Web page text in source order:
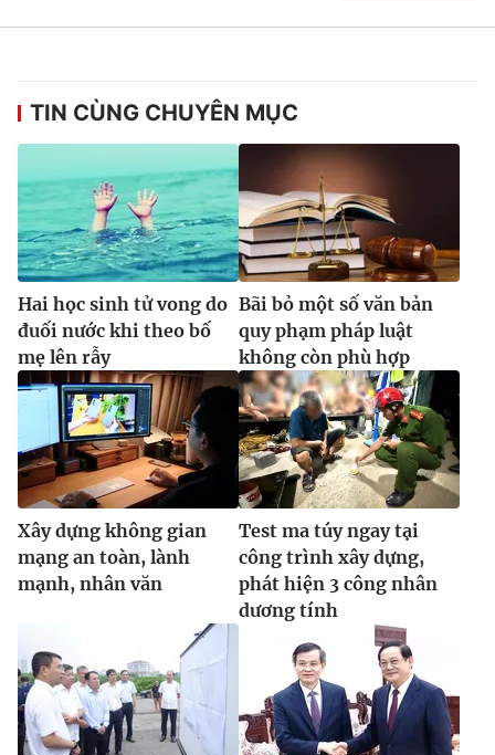
® Cấm sao chép dưới mọi hình thức nếu không có sự chấp
thuận bằng văn bản. Ghi rõ nguồn VTV.vn khi phát hành lại
thông tin từ website này.
TIN CÙNG CHUYÊN MỤC
Hai học sinh tử vong do
đuối nước khi theo bố
mẹ lên rẫy
Bãi bỏ một số văn bản
quy phạm pháp luật
không còn phù hợp
Xây dựng không gian
mạng an toàn, lành
mạnh, nhân văn
Test ma túy ngay tại
công trình xây dựng,
phát hiện 3 công nhân
dương tính